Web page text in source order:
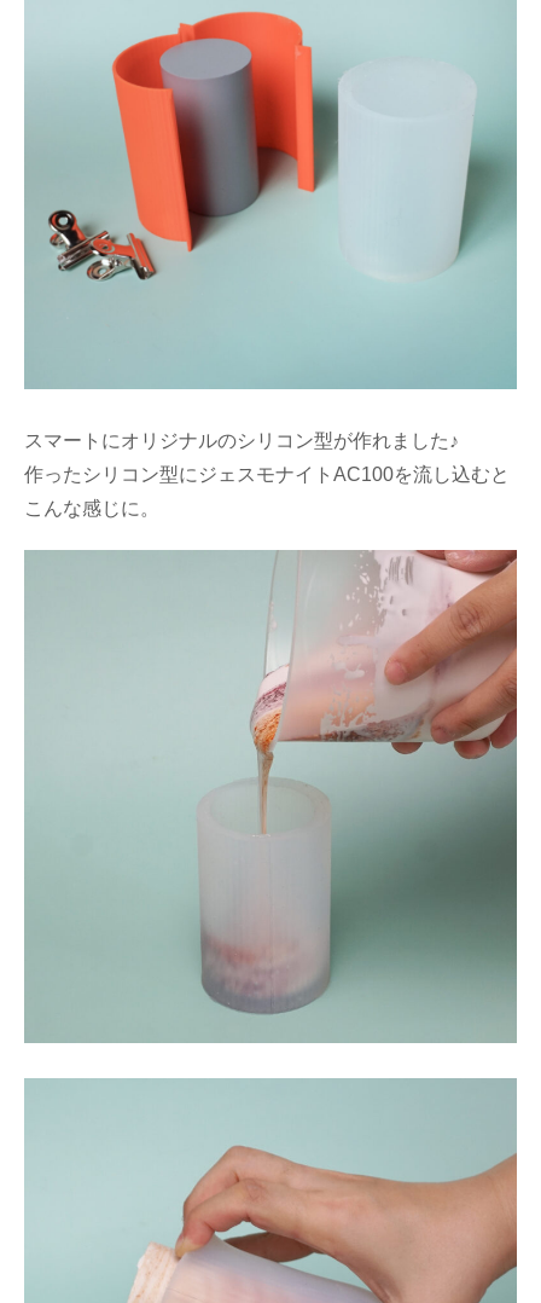
スマートにオリジナルのシリコン型が作れました♪
作ったシリコン型にジェスモナイトAC100を流し込むと
こんな感じに。